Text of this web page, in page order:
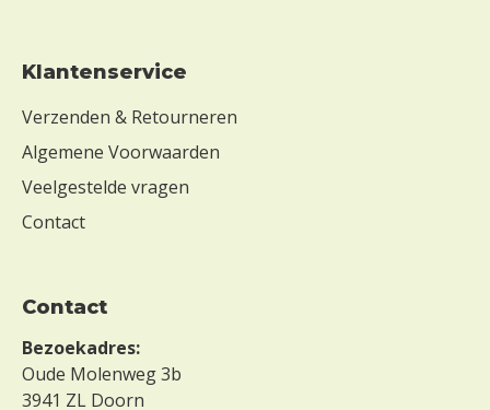
Klantenservice
Verzenden & Retourneren
Algemene Voorwaarden
Veelgestelde vragen
Contact
Contact
Bezoekadres:
Oude Molenweg 3b
3941 ZL Doorn